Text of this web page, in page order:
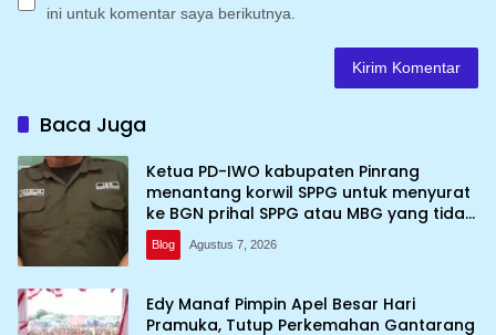
ini untuk komentar saya berikutnya.
Baca Juga
Ketua PD-IWO kabupaten Pinrang
menantang korwil SPPG untuk menyurat
ke BGN prihal SPPG atau MBG yang tidak
memenuhi syarat standar dan
persyaratan teknis
Blog Agustus 7, 2026
Edy Manaf Pimpin Apel Besar Hari
Pramuka, Tutup Perkemahan Gantarang